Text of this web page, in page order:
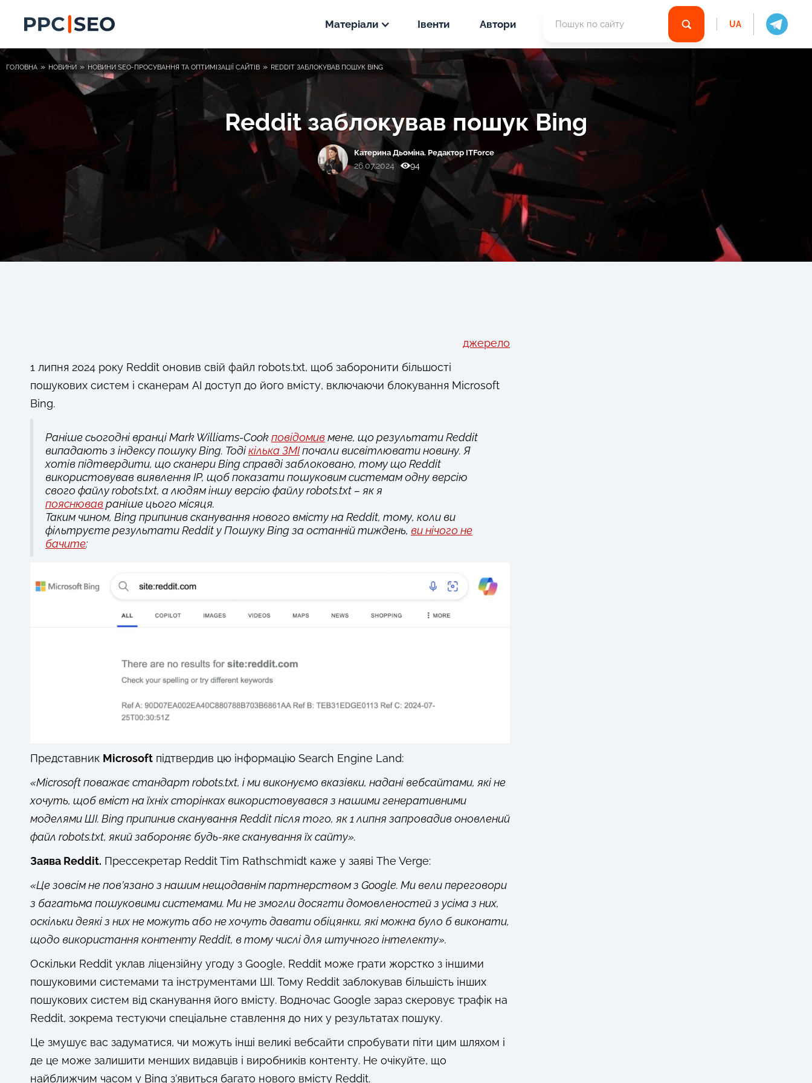
Матеріали
Новини
PPC
SEO
Кейси
PPC
SEO
Івенти Автори UA
ГОЛОВНА » НОВИНИ » НОВИНИ SEO-ПРОСУВАННЯ ТА ОПТИМІЗАЦІЇ САЙТІВ » REDDIT ЗАБЛОКУВАВ ПОШУК BING
Reddit заблокував пошук Bing
Катерина Дьоміна. Редактор ITForce
26.07.2024 94
джерело
1 липня 2024 року Reddit оновив свій файл robots.txt, щоб заборонити більшості
пошукових систем і сканерам AI доступ до його вмісту, включаючи блокування Microsoft
Bing.
Раніше сьогодні вранці Mark Williams-Cookповідомивмене, що результати Reddit
випадають з індексу пошуку Bing. Тодікілька ЗМІпочали висвітлювати новину. Я
хотів підтвердити, що сканери Bing справді заблоковано, тому що Reddit
використовував виявлення IP, щоб показати пошуковим системам одну версію
свого файлу robots.txt, а людям іншу версію файлу robots.txt – як я
пояснювавраніше цього місяця.
Таким чином, Bing припинив сканування нового вмісту на Reddit, тому, коли ви
фільтруєте результати Reddit у Пошуку Bing за останній тиждень, ви нічого не
бачите:
Представник Microsoft підтвердив цю інформацію Search Engine Land:
«Microsoft поважає стандарт robots.txt, і ми виконуємо вказівки, надані вебсайтами, які не
хочуть, щоб вміст на їхніх сторінках використовувався з нашими генеративними
моделями ШІ. Bing припинив сканування Reddit після того, як 1 липня запровадив оновлений
файл robots.txt, який забороняє будь-яке сканування їх сайту».
Заява Reddit. Прессекретар Reddit Tim Rathschmidt каже у заяві The Verge:
«Це зовсім не пов’язано з нашим нещодавнім партнерством з Google. Ми вели переговори
з багатьма пошуковими системами. Ми не змогли досягти домовленостей з усіма з них,
оскільки деякі з них не можуть або не хочуть давати обіцянки, які можна було б виконати,
щодо використання контенту Reddit, в тому числі для штучного інтелекту».
Оскільки Reddit уклав ліцензійну угоду з Google, Reddit може грати жорстко з іншими
пошуковими системами та інструментами ШІ. Тому Reddit заблокував більшість інших
пошукових систем від сканування його вмісту. Водночас Google зараз скеровує трафік на
Reddit, зокрема тестуючи спеціальне ставлення до них у результатах пошуку.
Це змушує вас задуматися, чи можуть інші великі вебсайти спробувати піти цим шляхом і
де це може залишити менших видавців і виробників контенту. Не очікуйте, що
найближчим часом у Bing з’явиться багато нового вмісту Reddit.